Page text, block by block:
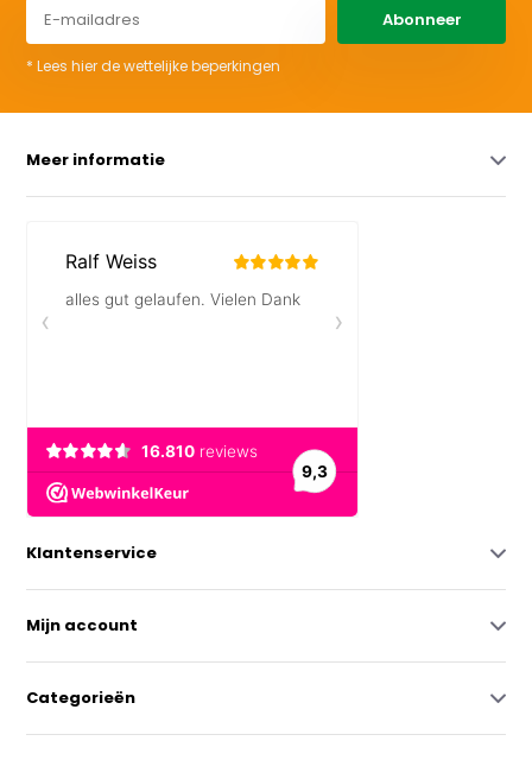
Abonneer
* Lees hier de wettelijke beperkingen
Meer informatie
Klantenservice
Mijn account
Categorieën